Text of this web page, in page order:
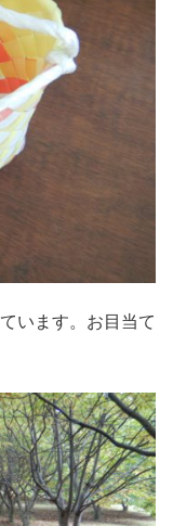
います。お目当て